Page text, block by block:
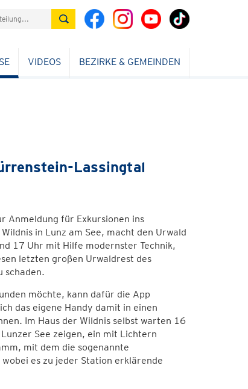
VIDEOS BEZIRKE & GEMEINDEN
Lassingtal
Anmeldung für Exkursionen ins
in Lunz am See, macht den Urwald
17 Uhr mit Hilfe modernster Technik,
letzten großen Urwaldrest des
schaden.
möchte, kann dafür die App
das eigene Handy damit in einen
Im Haus der Wildnis selbst warten 16
See zeigen, ein mit Lichtern
mit dem die sogenannte
es zu jeder Station erklärende